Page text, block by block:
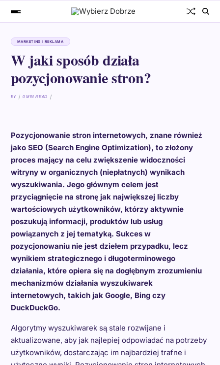
MARKETING I REKLAMA
W jaki sposób działa
pozycjonowanie stron?
BY 0 MIN READ
Pozycjonowanie stron internetowych, znane również
jako SEO (Search Engine Optimization), to złożony
proces mający na celu zwiększenie widoczności
witryny w organicznych (niepłatnych) wynikach
wyszukiwania. Jego głównym celem jest
przyciągnięcie na stronę jak największej liczby
wartościowych użytkowników, którzy aktywnie
poszukują informacji, produktów lub usług
powiązanych z jej tematyką. Sukces w
pozycjonowaniu nie jest dziełem przypadku, lecz
wynikiem strategicznego i długoterminowego
działania, które opiera się na dogłębnym zrozumieniu
mechanizmów działania wyszukiwarek
internetowych, takich jak Google, Bing czy
DuckDuckGo.
Algorytmy wyszukiwarek są stale rozwijane i
aktualizowane, aby jak najlepiej odpowiadać na potrzeby
użytkowników, dostarczając im najbardziej trafne i